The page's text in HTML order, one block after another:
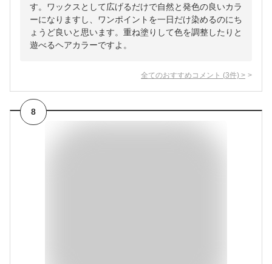
す。ワックスとして広げるだけで自然と発色の良いカラ
ーになりますし、ワンポイントを一日だけ染めるのにち
ょうど良いと思います。重ね塗りして色を調整したりと
遊べるヘアカラーですよ。
全てのおすすめコメント (3件) >
8